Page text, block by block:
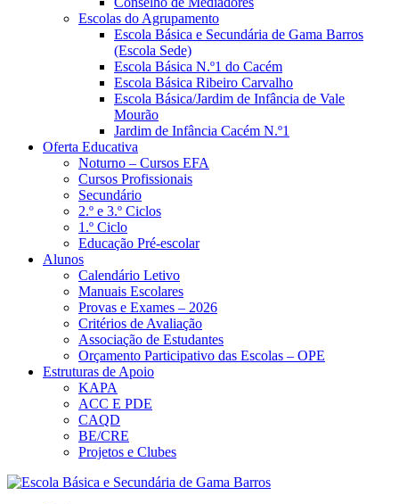
Escolas do Agrupamento
Escola Básica e Secundária de Gama Barros
(Escola Sede)
Escola Básica N.º1 do Cacém
Escola Básica Ribeiro Carvalho
Escola Básica/Jardim de Infância de Vale
Mourão
Jardim de Infância Cacém N.º1
Oferta Educativa
Noturno – Cursos EFA
Cursos Profissionais
Secundário
2.º e 3.º Ciclos
1.º Ciclo
Educação Pré-escolar
Alunos
Calendário Letivo
Manuais Escolares
Provas e Exames – 2026
Critérios de Avaliação
Associação de Estudantes
Orçamento Participativo das Escolas – OPE
Estruturas de Apoio
KAPA
ACC E PDE
CAQD
BE/CRE
Projetos e Clubes